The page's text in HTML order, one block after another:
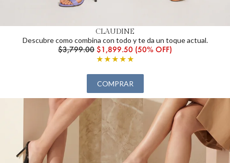
CLAUDINE
Descubre como combina con todo y te da un toque actual.
$3,799.00 $1,899.50 (50% OFF)
★★★★★
COMPRAR